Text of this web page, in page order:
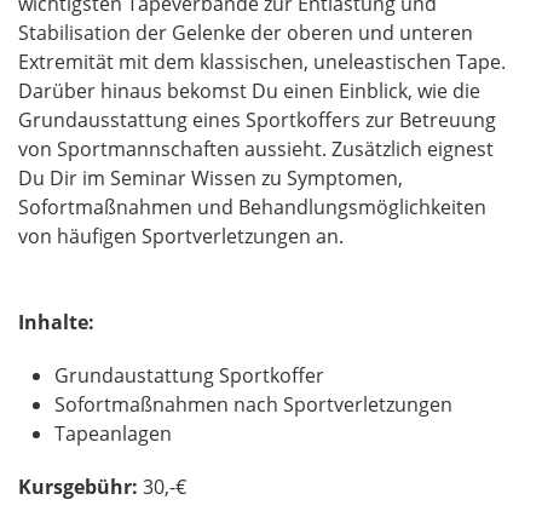
Stabilisation der Gelenke der oberen und unteren
Extremität mit dem klassischen, uneleastischen Tape.
Darüber hinaus bekomst Du einen Einblick, wie die
Grundausstattung eines Sportkoffers zur Betreuung
von Sportmannschaften aussieht. Zusätzlich eignest
Du Dir im Seminar Wissen zu Symptomen,
Sofortmaßnahmen und Behandlungsmöglichkeiten
von häufigen Sportverletzungen an.
Inhalte:
Grundaustattung Sportkoffer
Sofortmaßnahmen nach Sportverletzungen
Tapeanlagen
Kursgebühr: 30,-€​​​​​​​​​​​​​​